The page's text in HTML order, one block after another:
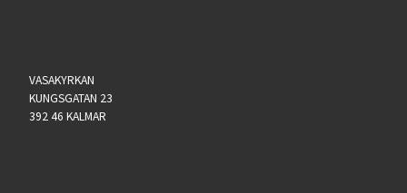
VASAKYRKAN
KUNGSGATAN 23
392 46 KALMAR